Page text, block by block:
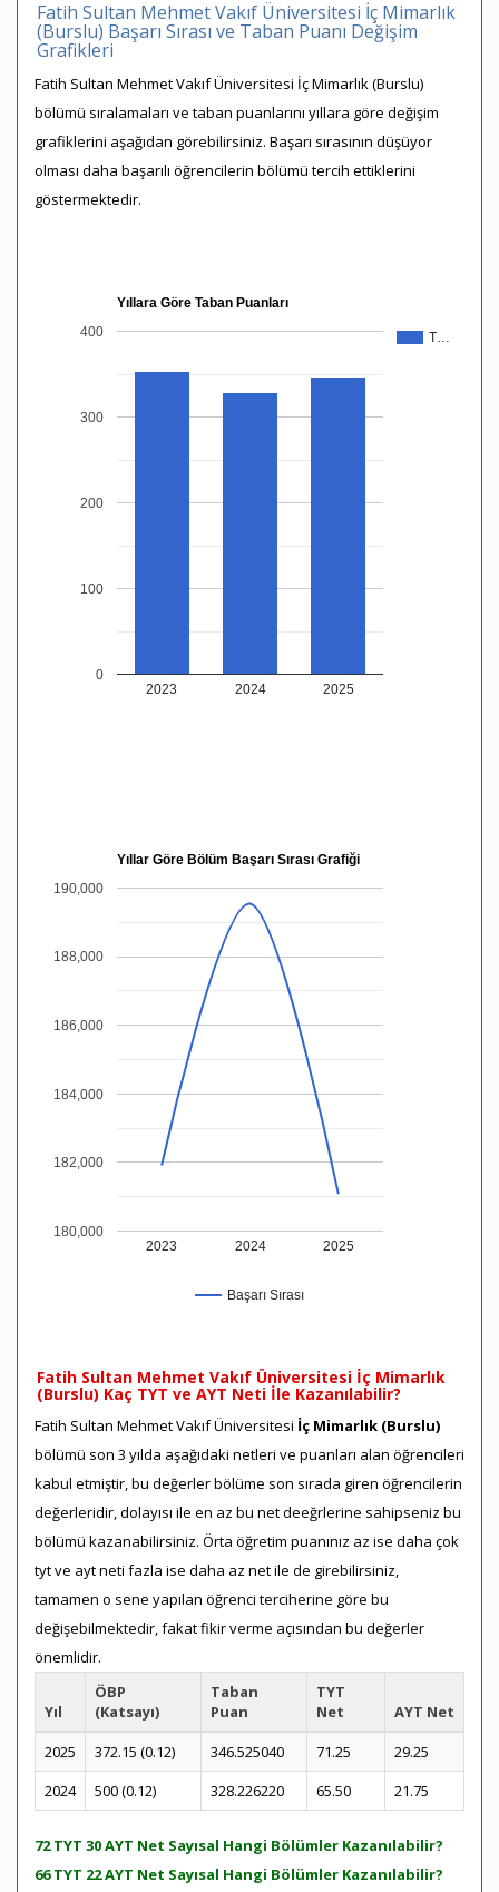
Fatih Sultan Mehmet Vakıf Üniversitesi İç Mimarlık
(Burslu) Başarı Sırası ve Taban Puanı Değişim
Grafikleri
Fatih Sultan Mehmet Vakıf Üniversitesi İç Mimarlık (Burslu)
bölümü sıralamaları ve taban puanlarını yıllara göre değişim
grafiklerini aşağıdan görebilirsiniz. Başarı sırasının düşüyor
olması daha başarılı öğrencilerin bölümü tercih ettiklerini
göstermektedir.
Yıllara Göre Taban Puanları
T…
2023 2024 2025
0
100
200
300
400
Yıllar Göre Bölüm Başarı Sırası Grafiği
Başarı Sırası
2023 2024 2025
180,000
182,000
184,000
186,000
188,000
190,000
Fatih Sultan Mehmet Vakıf Üniversitesi İç Mimarlık
(Burslu) Kaç TYT ve AYT Neti İle Kazanılabilir?
Fatih Sultan Mehmet Vakıf Üniversitesi İç Mimarlık (Burslu)
bölümü son 3 yılda aşağıdaki netleri ve puanları alan öğrencileri
kabul etmiştir, bu değerler bölüme son sırada giren öğrencilerin
değerleridir, dolayısı ile en az bu net deeğrlerine sahipseniz bu
bölümü kazanabilirsiniz. Örta öğretim puanınız az ise daha çok
tyt ve ayt neti fazla ise daha az net ile de girebilirsiniz,
tamamen o sene yapılan öğrenci terciherine göre bu
değişebilmektedir, fakat fikir verme açısından bu değerler
önemlidir.
Yıl
ÖBP
(Katsayı)
Taban
Puan
TYT
Net
AYT Net
2025
372.15 (0.12) 346.525040 71.25
29.25
2024
500 (0.12) 328.226220 65.50 21.75
72 TYT 30 AYT Net Sayısal Hangi Bölümler Kazanılabilir?
66 TYT 22 AYT Net Sayısal Hangi Bölümler Kazanılabilir?